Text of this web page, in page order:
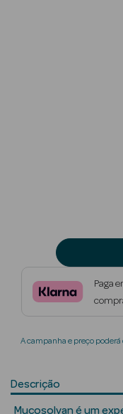
Beauty Season
Maquilhagem
Beauty Season
Paga
A campanha e preço poderá
Descrição
Mucosolvan é um